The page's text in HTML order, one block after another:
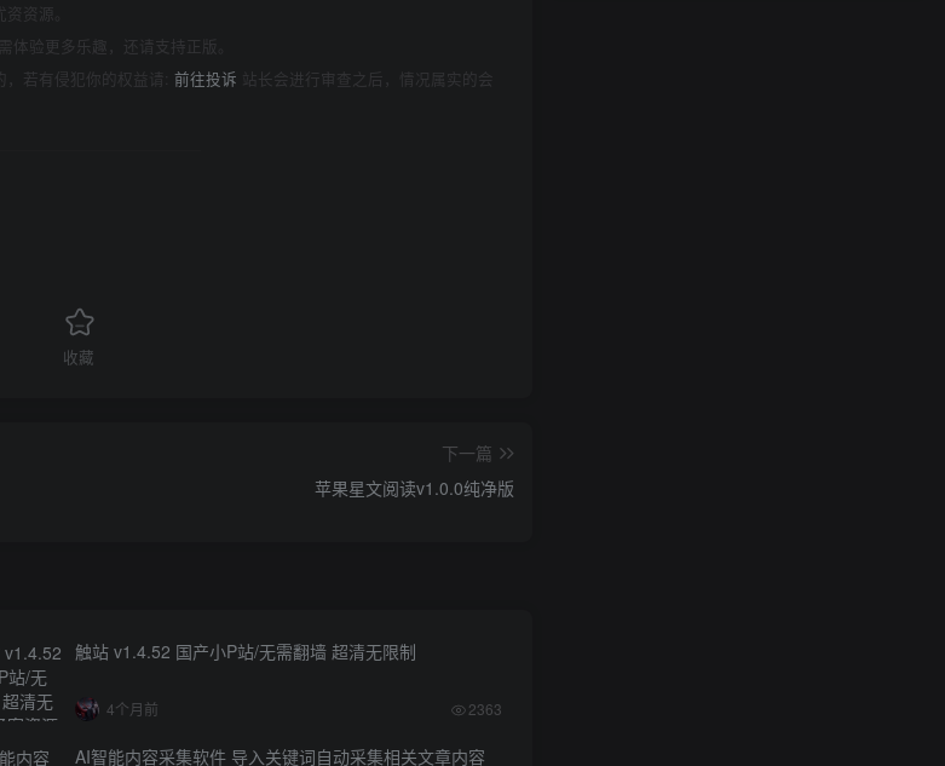
资源。
验更多乐趣，还请支持正版。
若有侵犯你的权益请: 前往投诉 站长会进行审查之后，情况属实的会
收藏
下一篇
苹果星文阅读v1.0.0纯净版
触站 v1.4.52 国产小P站/无需翻墙 超清无限制
4个月前 2363
AI智能内容采集软件 导入关键词自动采集相关文章内容